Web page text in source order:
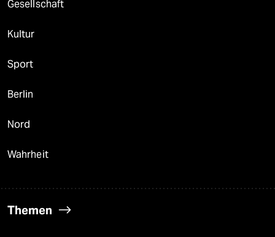
Gesellschaft
Kultur
Sport
Berlin
Nord
Wahrheit
Themen